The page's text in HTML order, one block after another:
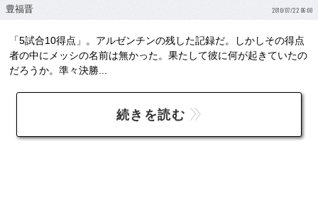
豊福晋 2010/07/22 06:00
「5試合10得点」。アルゼンチンの残した記録だ。しかしその得点
者の中にメッシの名前は無かった。果たして彼に何が起きていたの
だろうか。準々決勝...
続きを読む